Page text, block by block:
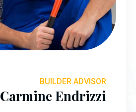
BUILDER ADVISOR
Carmine Endrizzi